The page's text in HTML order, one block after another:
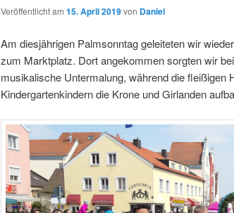
Veröffentlicht am 15. April 2019von Daniel
Am diesjährigen Palmsonntag geleiteten wir
zum Marktplatz. Dort angekommen sorgten wir
musikalische Untermalung, während die fleißigen
Kindergartenkindern die Krone und Girlanden